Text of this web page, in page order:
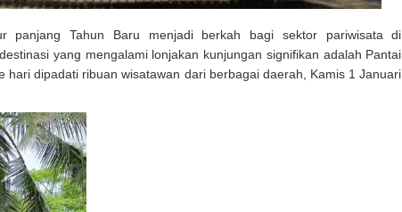
panjang Tahun Baru menjadi berkah bagi sektor pariwisata di
yang mengalami lonjakan kunjungan signifikan adalah Pantai
hari dipadati ribuan wisatawan dari berbagai daerah, Kamis 1 Januari